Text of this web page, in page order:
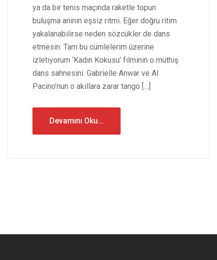
ya da bir tenis maçında raketle topun
buluşma anının eşsiz ritmi. Eğer doğru ritim
yakalanabilirse neden sözcükler de dans
etmesin. Tam bu cümlelerim üzerine
izletiyorum ‘Kadın Kokusu’ filminin o müthiş
dans sahnesini. Gabrielle Anwar ve Al
Pacino’nun o akıllara zarar tango […]
Devamını Oku...